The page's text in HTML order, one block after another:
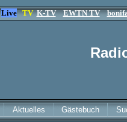
Live TV K-TV EWTN TV
Aktuelles Gästebuch